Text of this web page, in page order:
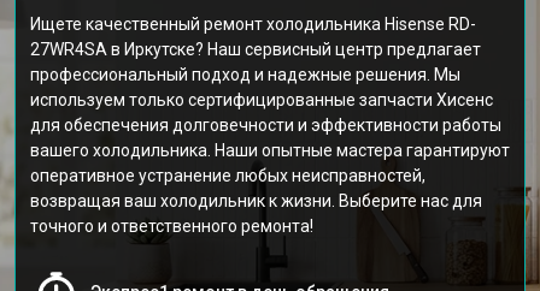
Ищете качественный ремонт холодильника Hisense RD-
27WR4SA в Иркутске? Наш сервисный центр предлагает
профессиональный подход и надежные решения. Мы
используем только сертифицированные запчасти Хисенс
для обеспечения долговечности и эффективности работы
вашего холодильника. Наши опытные мастера гарантируют
оперативное устранение любых неисправностей,
возвращая ваш холодильник к жизни. Выберите нас для
точного и ответственного ремонта!